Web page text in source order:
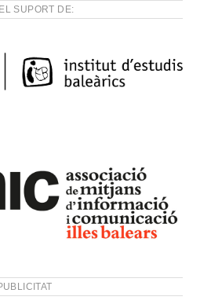
SUPORT DE: